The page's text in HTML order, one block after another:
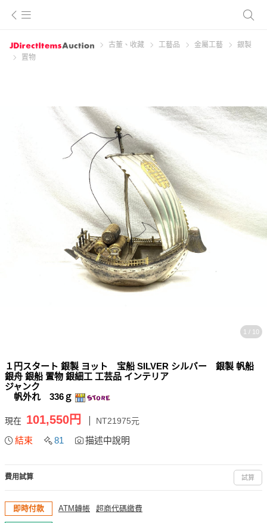
古董、收藏 工藝品 金屬工藝
銀製
置物
1 / 10
１円スタート 銀製 ヨット 宝船 SILVER シルバー 銀製 帆船
銀舟 銀船 置物 銀細工 工芸品 インテリア
ジャンク
帆外れ 336ｇ
現在 101,550円 NT21975元
結束 81 描述中說明
費用試算 試算
即時付款 ATM轉帳 超商代碼繳費